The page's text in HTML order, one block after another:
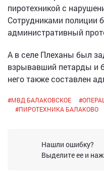
пиротехникой с
Сотрудниками полиции
административный
А в селе Плеханы был
взрывавший петарды и
него также составлен
#МВД БАЛАКОВСКОЕ #
#ПИРОТЕХНИКА БАЛАКОВО
Нашли ошибку?
Выделите ее и